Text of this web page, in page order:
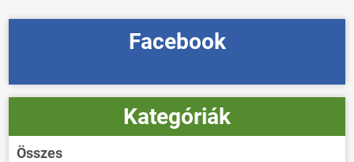
Facebook
Kategóriák
Összes